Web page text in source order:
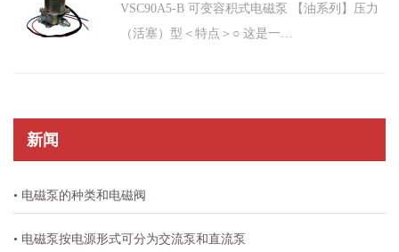
VSC90A5-B 可变容积式电磁泵 【油系列】压力
（活塞）型＜特点＞○ 这是一…
新闻
• 电磁泵的种类和电磁阀
• 电磁泵按电源形式可分为交流泵和直流泵